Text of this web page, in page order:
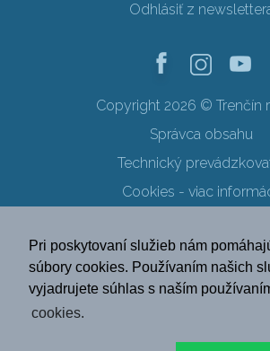
Pri poskytovaní služieb nám
súbory cookies. Používaním našich
vyjadrujete súhlas s naším
cookies.
Odhlásiť z
Copyright 2026 © Trenčín
Správca obsahu
Technický
Cookies - viac
Ochrana osobných
SK EN DE
PL